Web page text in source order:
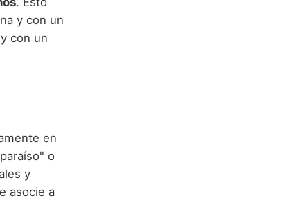
y con un
con un
en
o
y
asocie a